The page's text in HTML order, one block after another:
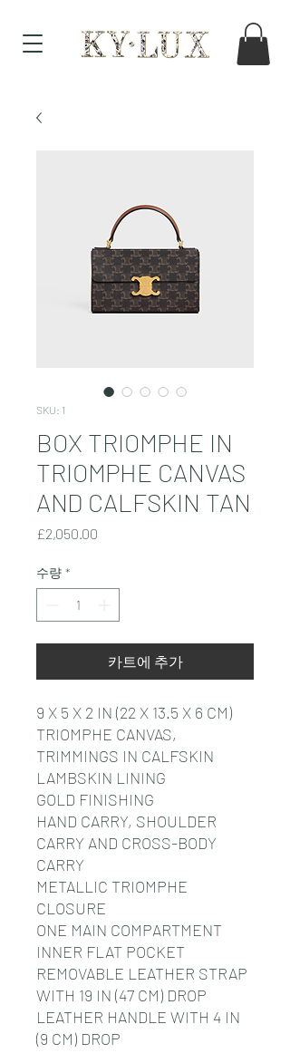
SKU: 1
BOX TRIOMPHE IN
TRIOMPHE CANVAS
AND CALFSKIN TAN
£2,050.00
수량 *
카트에 추가
9 X 5 X 2 IN (22 X 13.5 X 6 CM)
TRIOMPHE CANVAS,
TRIMMINGS IN CALFSKIN
LAMBSKIN LINING
GOLD FINISHING
HAND CARRY, SHOULDER
CARRY AND CROSS-BODY
CARRY
METALLIC TRIOMPHE
CLOSURE
ONE MAIN COMPARTMENT
INNER FLAT POCKET
REMOVABLE LEATHER STRAP
WITH 19 IN (47 CM) DROP
LEATHER HANDLE WITH 4 IN
(9 CM) DROP